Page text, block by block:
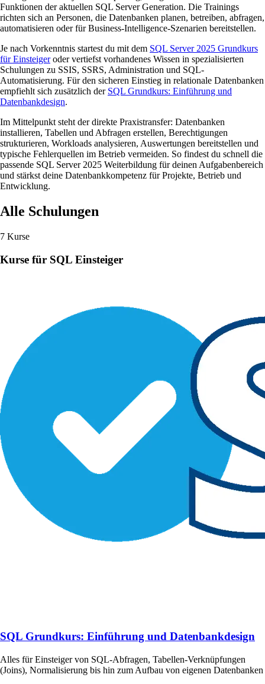
Funktionen der aktuellen SQL Server Generation. Die Trainings
richten sich an Personen, die Datenbanken planen, betreiben, abfragen,
automatisieren oder für Business-Intelligence-Szenarien bereitstellen.
Je nach Vorkenntnis startest du mit dem SQL Server 2025 Grundkurs
für Einsteigeroder vertiefst vorhandenes Wissen in spezialisierten
Schulungen zu SSIS, SSRS, Administration und SQL-
Automatisierung. Für den sicheren Einstieg in relationale Datenbanken
empfiehlt sich zusätzlich der SQL Grundkurs: Einführung und
Datenbankdesign.
Im Mittelpunkt steht der direkte Praxistransfer: Datenbanken
installieren, Tabellen und Abfragen erstellen, Berechtigungen
strukturieren, Workloads analysieren, Auswertungen bereitstellen und
typische Fehlerquellen im Betrieb vermeiden. So findest du schnell die
passende SQL Server 2025 Weiterbildung für deinen Aufgabenbereich
und stärkst deine Datenbankkompetenz für Projekte, Betrieb und
Entwicklung.
Alle Schulungen
7 Kurse
Kurse für SQL Einsteiger
SQL Grundkurs: Einführung und Datenbankdesign
Alles für Einsteiger von SQL-Abfragen, Tabellen-Verknüpfungen
(Joins), Normalisierung bis hin zum Aufbau von eigenen Datenbanken